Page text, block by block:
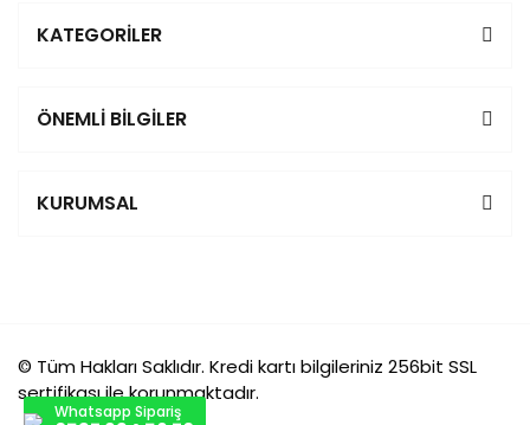
KATEGORİLER
ÖNEMLİ BİLGİLER
KURUMSAL
© Tüm Hakları Saklıdır. Kredi kartı bilgileriniz 256bit SSL
sertifikası ile korunmaktadır.
Whatsapp Sipariş